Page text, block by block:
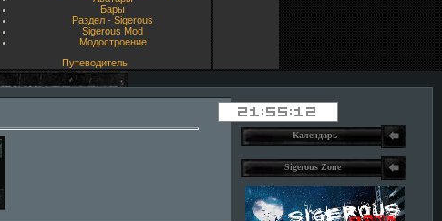
Бары
Раздел - Sigerous
Sigerous Mod
Модостроение
Путеводитель
Календарь
Sigerous Zone